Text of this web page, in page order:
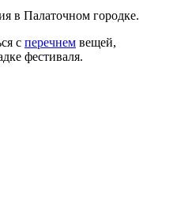
в Палаточном городке.
с перечнем вещей,
фестиваля.